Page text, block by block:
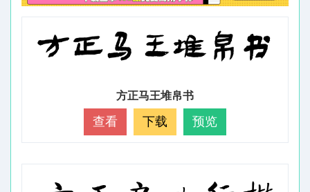
方正马王堆帛书
查看 下载 预览